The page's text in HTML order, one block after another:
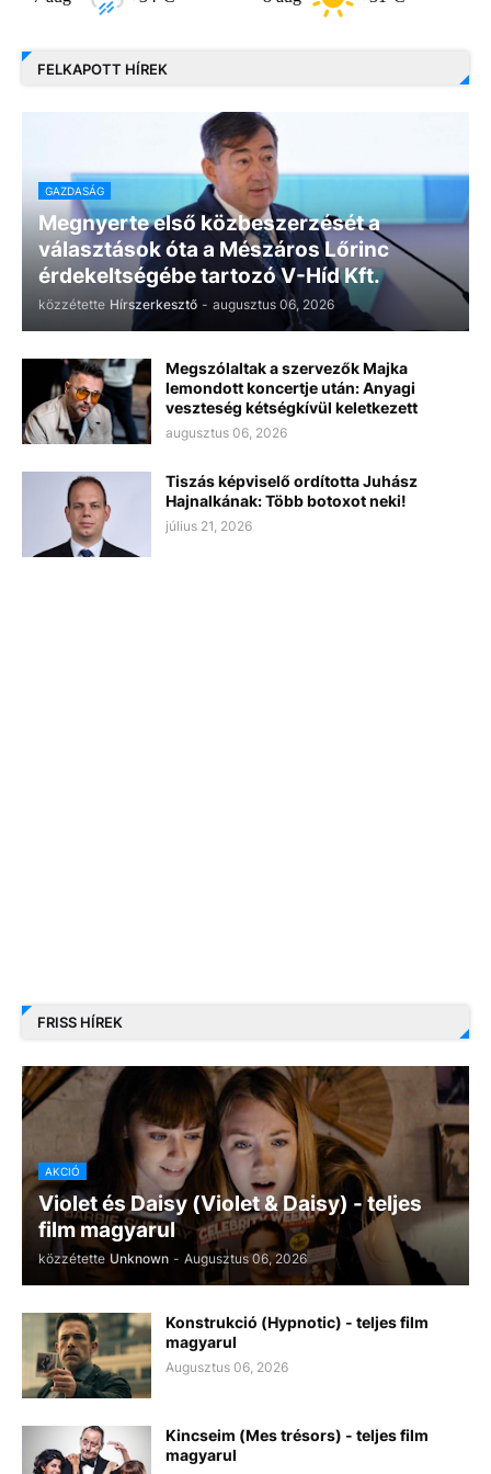
FELKAPOTT HÍREK
GAZDASÁG
Megnyerte első közbeszerzését a
választások óta a Mészáros Lőrinc
érdekeltségébe tartozó V-Híd Kft.
közzétette Hírszerkesztő - augusztus 06, 2026
Megszólaltak a szervezők Majka
lemondott koncertje után: Anyagi
veszteség kétségkívül keletkezett
augusztus 06, 2026
Tiszás képviselő ordította Juhász
Hajnalkának: Több botoxot neki!
július 21, 2026
FRISS HÍREK
AKCIÓ
Violet és Daisy (Violet & Daisy) - teljes
film magyarul
közzétette Unknown - Augusztus 06, 2026
Konstrukció (Hypnotic) - teljes film
magyarul
Augusztus 06, 2026
Kincseim (Mes trésors) - teljes film
magyarul